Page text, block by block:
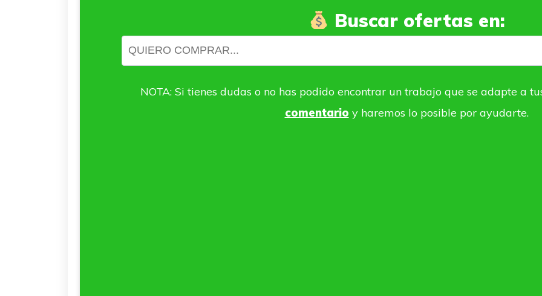
Buscar ofertas en:
NOTA: Si tienes dudas o no has podido encontrar un trabajo que se adapte a
comentario y haremos lo posible por ayudarte.